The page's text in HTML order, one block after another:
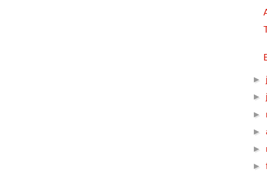
►
►
►
►
►
►